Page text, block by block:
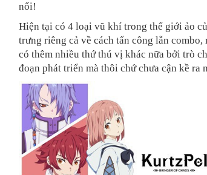
nổi!
Hiện tại có 4 loại vũ khí trong thế giới ảo
trưng riêng cả về cách tấn công lẫn
có thêm nhiều thứ thú vị khác nữa bởi trò
đoạn phát triển mà thôi chứ chưa cận kề ra